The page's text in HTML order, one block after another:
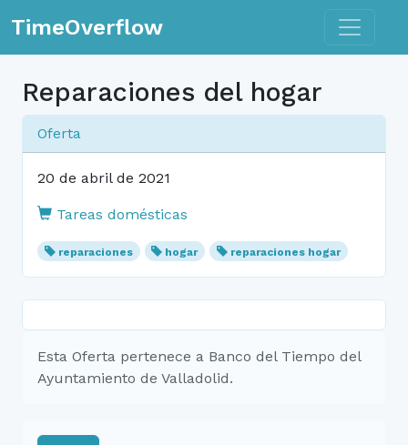
TimeOverflow Toggle
Reparaciones del hogar
Oferta
20 de abril de 2021
Tareas domésticas
reparaciones hogar reparaciones hogar
Esta Oferta pertenece a Banco del Tiempo del
Ayuntamiento de Valladolid.